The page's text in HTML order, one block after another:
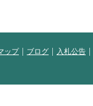
ップ ブログ
入札公告